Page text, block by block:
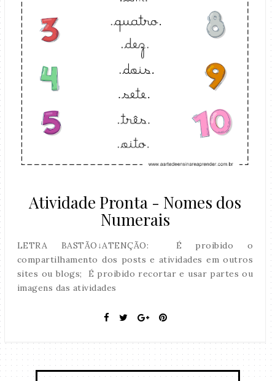
Atividade Pronta - Nomes dos
Numerais
LETRA BASTÃO↓ATENÇÃO: É proibido o
compartilhamento dos posts e atividades em outros
sites ou blogs; É proibido recortar e usar partes ou
imagens das atividades